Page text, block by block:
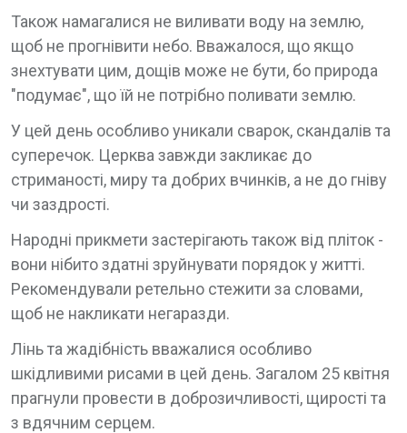
Також намагалися не виливати воду на землю,
щоб не прогнівити небо. Вважалося, що якщо
знехтувати цим, дощів може не бути, бо природа
"подумає", що їй не потрібно поливати землю.
У цей день особливо уникали сварок, скандалів та
суперечок. Церква завжди закликає до
стриманості, миру та добрих вчинків, а не до гніву
чи заздрості.
Народні прикмети застерігають також від пліток -
вони нібито здатні зруйнувати порядок у житті.
Рекомендували ретельно стежити за словами,
щоб не накликати негаразди.
Лінь та жадібність вважалися особливо
шкідливими рисами в цей день. Загалом 25 квітня
прагнули провести в доброзичливості, щирості та
з вдячним серцем.